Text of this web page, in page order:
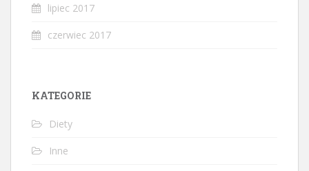
lipiec 2017
czerwiec 2017
KATEGORIE
Diety
Inne